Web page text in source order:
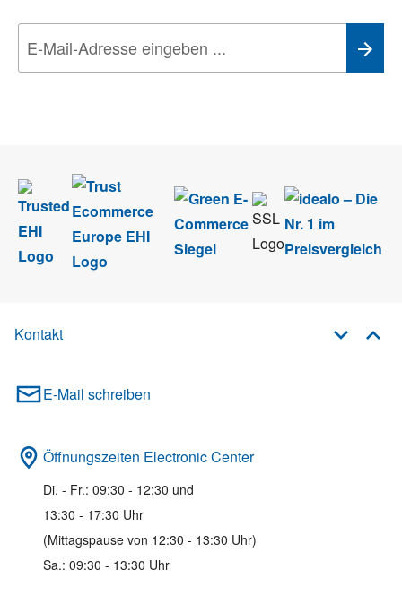
Kontakt
E-Mail schreiben
Öffnungszeiten Electronic Center
Di. - Fr.: 09:30 - 12:30 und
13:30 - 17:30 Uhr
(Mittagspause von 12:30 - 13:30 Uhr)
Sa.: 09:30 - 13:30 Uhr